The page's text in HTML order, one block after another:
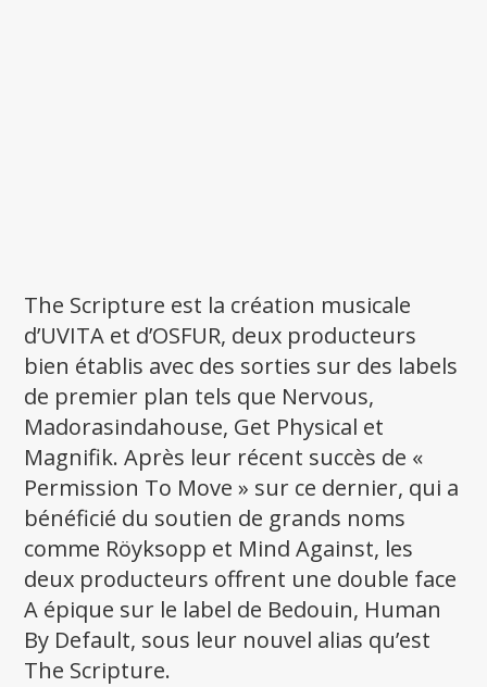
The Scripture est la création musicale
d’UVITA et d’OSFUR, deux producteurs
bien établis avec des sorties sur des labels
de premier plan tels que Nervous,
Madorasindahouse, Get Physical et
Magnifik. Après leur récent succès de «
Permission To Move » sur ce dernier, qui a
bénéficié du soutien de grands noms
comme Röyksopp et Mind Against, les
deux producteurs offrent une double face
A épique sur le label de Bedouin, Human
By Default, sous leur nouvel alias qu’est
The Scripture.